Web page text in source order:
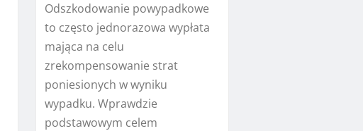
Odszkodowanie powypadkowe
to często jednorazowa wypłata
mająca na celu
zrekompensowanie strat
poniesionych w wyniku
wypadku. Wprawdzie
podstawowym celem